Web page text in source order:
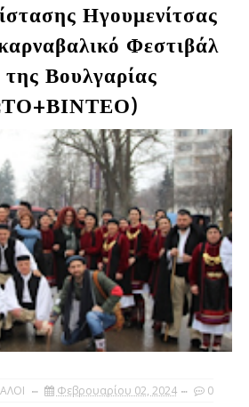
Ηγουμενίτσας
Φεστιβάλ
Βουλγαρίας
Φεβρουαρίου 02, 2024 0